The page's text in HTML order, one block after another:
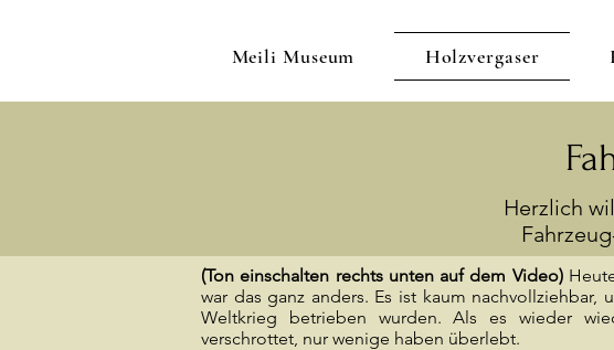
Meili Museum Holzvergaser
Herzlich
(Ton einschalten rechts unten auf dem Video)
war das ganz anders. Es ist kaum
Weltkrieg betrieben wurden. Als es wieder
verschrottet, nur wenige haben überlebt.